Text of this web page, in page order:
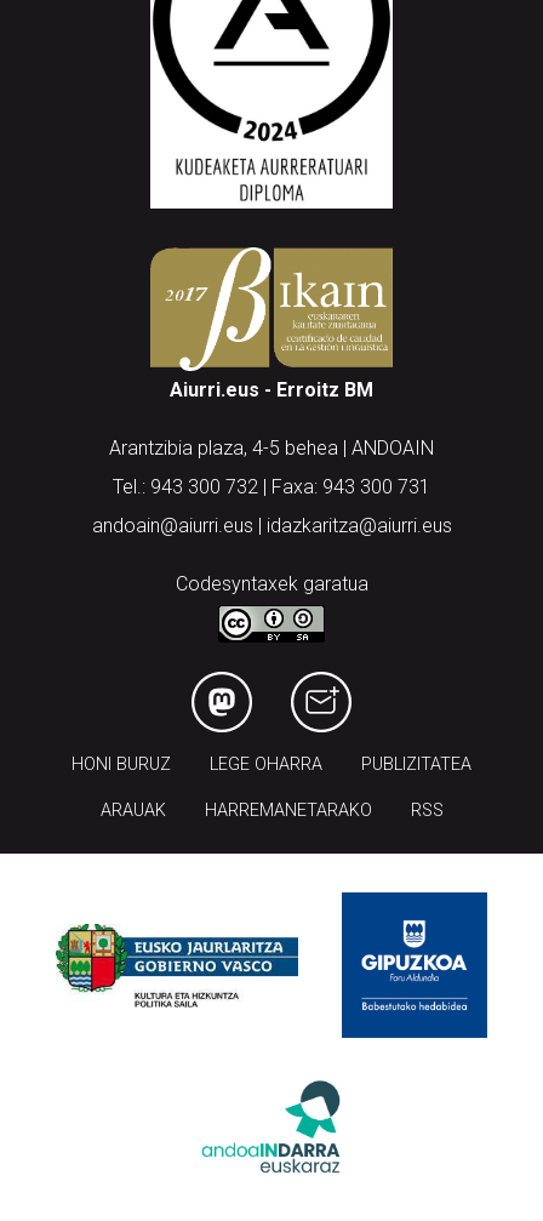
Aiurri.eus - Erroitz BM
Arantzibia plaza, 4-5 behea | ANDOAIN
Tel.: 943 300 732 | Faxa: 943 300 731
andoain@aiurri.eus | idazkaritza@aiurri.eus
Codesyntaxek garatua
HONI BURUZ LEGE OHARRA PUBLIZITATEA
ARAUAK HARREMANETARAKO RSS